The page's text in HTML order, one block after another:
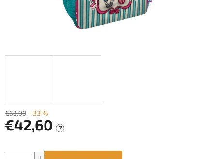
€63,90 –33 %
€42,60 ?
cena: